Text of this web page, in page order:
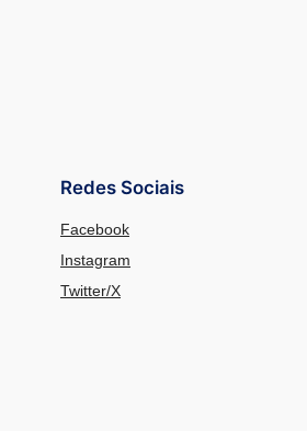
Redes Sociais
Facebook
Instagram
Twitter/X